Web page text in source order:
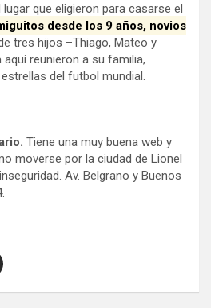
que eligieron para casarse el
desde los 9 años, novios
tres hijos –Thiago, Mateo y
reunieron a su familia,
del futbol mundial.
Tiene una muy buena web y
moverse por la ciudad de Lionel
Av. Belgrano y Buenos